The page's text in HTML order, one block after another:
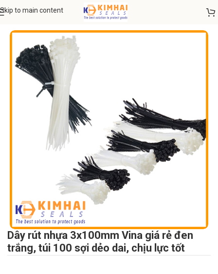
Skip to main content
DÂY RÚT NHỰA - DÂY RÚT INOX
Dây rút nhựa 3x100mm Vina giá rẻ đen
trắng, túi 100 sợi dẻo dai, chịu lực tốt